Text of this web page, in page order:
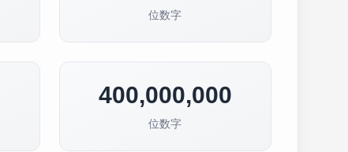
位数字
400,000,000
位数字